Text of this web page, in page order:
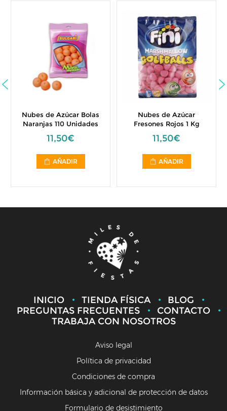
Nubes de Azúcar Bolas
Naranjas 110 Unidades
11,50€
AÑADIR
Nubes de Azúcar
Fresones Rojos 1 Kg
11,50€
AÑADIR
INICIO TIENDA FÍSICA
BLOG
PREGUNTAS FRECUENTES
CONTACTO
TRABAJA CON NOSOTROS
Aviso legal
Política de privacidad
Condiciones de compra
Información básica y adicional de protección de datos
Formulario de desistimiento